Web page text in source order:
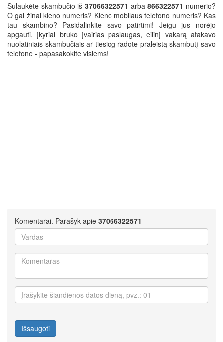
Sulaukėte skambučio iš 37066322571 arba866322571 numerio?
O gal žinai kieno numeris? Kieno mobilaus telefono numeris? Kas
tau skambino? Pasidalinkite savo patirtimi! Jeigu jus norėjo
apgauti, įkyriai bruko įvairias paslaugas, eilinį vakarą atakavo
nuolatiniais skambučiais ar tiesiog radote praleistą skambutį savo
telefone - papasakokite visiems!
Komentarai. Parašyk apie 37066322571
Išsaugoti